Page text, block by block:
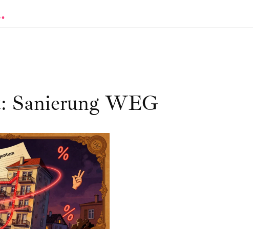
Sanierung WEG